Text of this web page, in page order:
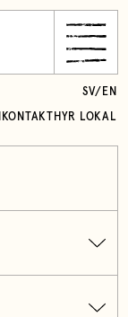
KONTAKT HYR LOKAL
SV/ EN